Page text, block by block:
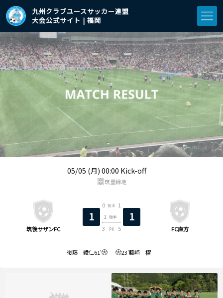
九州クラブユースサッカー連盟
大会公式サイト | 福岡
05/05 (月) 00:00 Kick-off
筑後サザンFC
1
0 前半
1
1 後半
3 PK 5
1
FC直方
61'
後藤 綾仁 23'藤﨑 櫂
筑豊緑地